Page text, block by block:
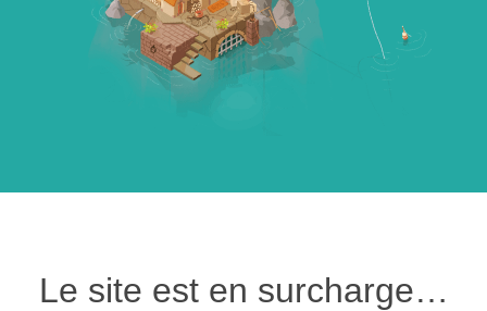
Le site est en surcharge…